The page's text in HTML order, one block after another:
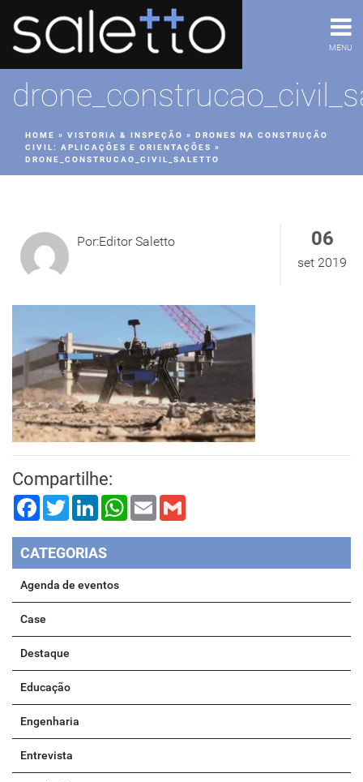
MENU
HOME » VISTORIA & INSPEÇÃO » DRONES NA CONSTRUÇÃO
CIVIL: APLICAÇÕES E ORIENTAÇÕES »
DRONE_CONSTRUCAO_CIVIL_SALETTO
Por:Editor Saletto 06
set 2019
Compartilhe:
FacebookTwitterLinkedInWhatsApp
Email
CATEGORIAS
Agenda de eventos
Case
Destaque
Educação
Engenharia
Entrevista